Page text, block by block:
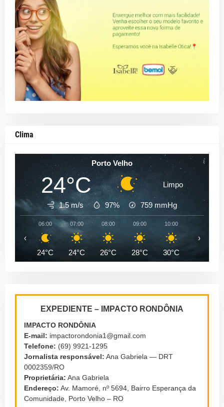
Clima
Porto Velho
24°C Limpo
1.5 m/s 97% 759 mmHg
06:00
24°C
07:00
24°C
08:00
26°C
09:00
28°C
10:00
30°C
‹ ›
EXPEDIENTE – IMPACTO RONDÔNIA
IMPACTO RONDÔNIA
E-mail: impactorondonia1@gmail.com
Telefone: (69) 9921-1295
Jornalista responsável: Ana Gabriela — DRT
0002359/RO
Proprietária: Ana Gabriela
Endereço: Av. Mamoré, nº 5694, Bairro Esperança da
Comunidade, Porto Velho – RO